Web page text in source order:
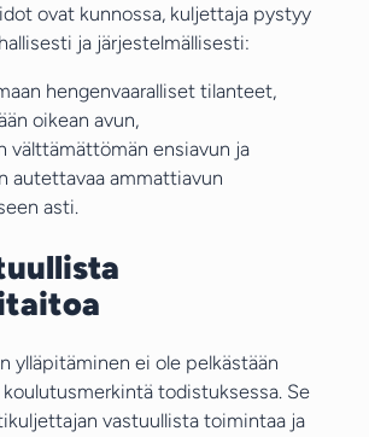
ovat kunnossa, kuljettaja pystyy
ja järjestelmällisesti:
hengenvaaralliset tilanteet,
oikean avun,
välttämättömän ensiavun ja
autettavaa ammattiavun
asti.
ylläpitäminen ei ole pelkästään
todistuksessa. Se
vastuullista toimintaa ja